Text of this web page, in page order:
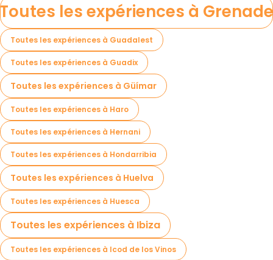
Toutes les expériences à Grenade
Toutes les expériences à Guadalest
Toutes les expériences à Guadix
Toutes les expériences à Güímar
Toutes les expériences à Haro
Toutes les expériences à Hernani
Toutes les expériences à Hondarribia
Toutes les expériences à Huelva
Toutes les expériences à Huesca
Toutes les expériences à Ibiza
Toutes les expériences à Icod de los Vinos